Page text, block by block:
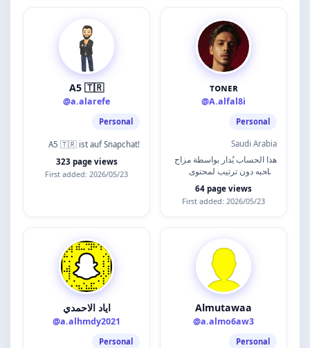
A5 🇹🇷
@a.alarefe
Personal
A5 🇹🇷 ist auf Snapchat!
323 page views
First added: 2026/05/23
ᴛᴏɴᴇʀ
@A.alfal8i
Personal
Saudi Arabia
هذا الحساب يُدار بواسطة مزاج
صاحبه دون ترتيب لمحتوى
64 page views
First added: 2026/05/23
اياد الاحمدي
@a.alhmdy2021
Personal
Almutawaa
@a.almo6aw3
Personal